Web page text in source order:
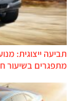
תביעה ייצוגית:
מתפגרים בשיעור